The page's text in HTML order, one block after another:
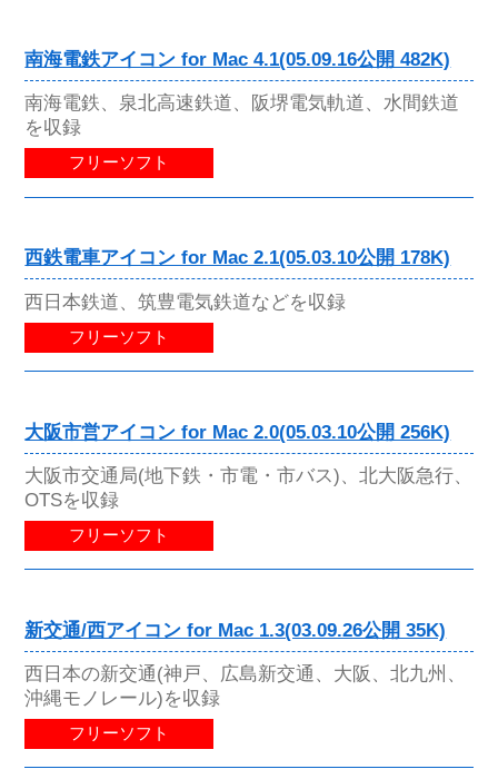
南海電鉄アイコン for Mac 4.1(05.09.16公開 482K)
南海電鉄、泉北高速鉄道、阪堺電気軌道、水間鉄道
を収録
フリーソフト
西鉄電車アイコン for Mac 2.1(05.03.10公開 178K)
西日本鉄道、筑豊電気鉄道などを収録
フリーソフト
大阪市営アイコン for Mac 2.0(05.03.10公開 256K)
大阪市交通局(地下鉄・市電・市バス)、北大阪急行、
OTSを収録
フリーソフト
新交通/西アイコン for Mac 1.3(03.09.26公開 35K)
西日本の新交通(神戸、広島新交通、大阪、北九州、
沖縄モノレール)を収録
フリーソフト